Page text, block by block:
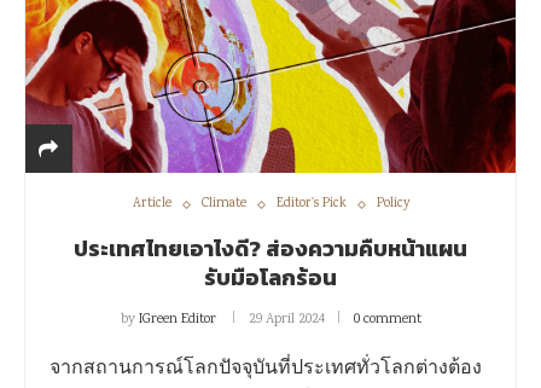
Article Climate Editor's Pick Policy
ประเทศไทยเอาไงดี?ส่องความคืบหน้าแผน
รับมือโลกร้อน
byIGreen Editor 29 April 2024 0 comment
จากสถานการณ์โลกปัจจุบันที่ประเทศทั่วโลกต่างต้อง